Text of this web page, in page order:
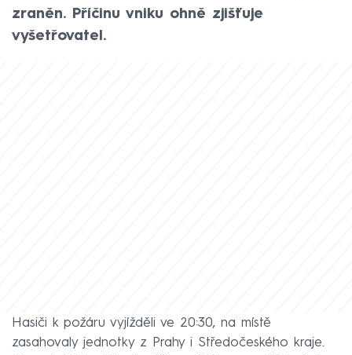
zraněn. Příčinu vniku ohně zjišťuje
vyšetřovatel.
Hasiči k požáru vyjížděli ve 20:30, na místě
zasahovaly jednotky z Prahy i Středočeského kraje.